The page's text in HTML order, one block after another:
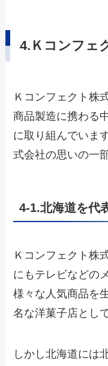
4.Ｋコンフェ
Ｋコンフェクト株
商品製造に携わる
に取り組んでいま
式会社の思いの一
4-1.北海道を代
Ｋコンフェクト株
にもテレビなどの
様々な人気商品を
名な洋菓子店とし
しかし北海道には